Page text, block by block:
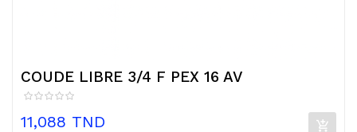
COUDE LIBRE 3/4 F PEX 16 AV
Prix
11,088 TND